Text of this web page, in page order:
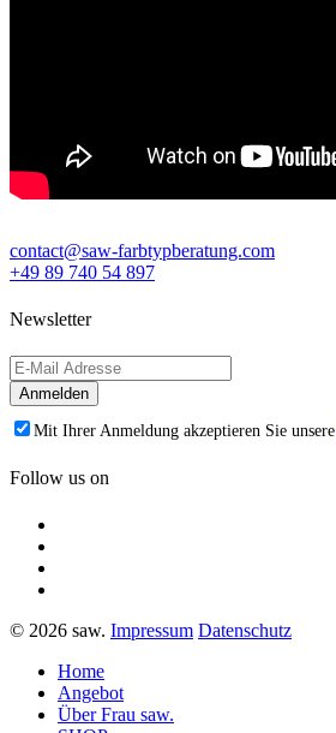
contact@saw-farbtypberatung.com
+49 89 740 54 897
Newsletter
Mit Ihrer Anmeldung akzeptieren Sie unsere
Follow us on
© 2026 saw. Impressum Datenschutz
Home
Angebot
Über Frau saw.